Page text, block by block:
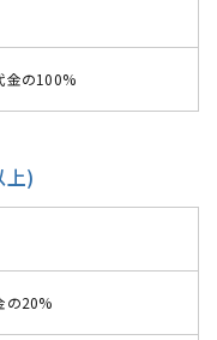
金の100%
上)
の20%